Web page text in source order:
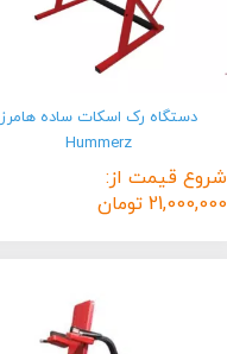
دستگاه رک اسکات ساده هامرز
Hummerz
شروع قیمت از:
21,000,000 تومان